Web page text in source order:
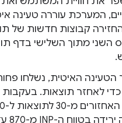
המערכת עוררה טעינה
קבוצות חדשות של
השני מתוך השלישי בדף
הטעינה האיטית, נשלחו
לאחזר תוצאות.